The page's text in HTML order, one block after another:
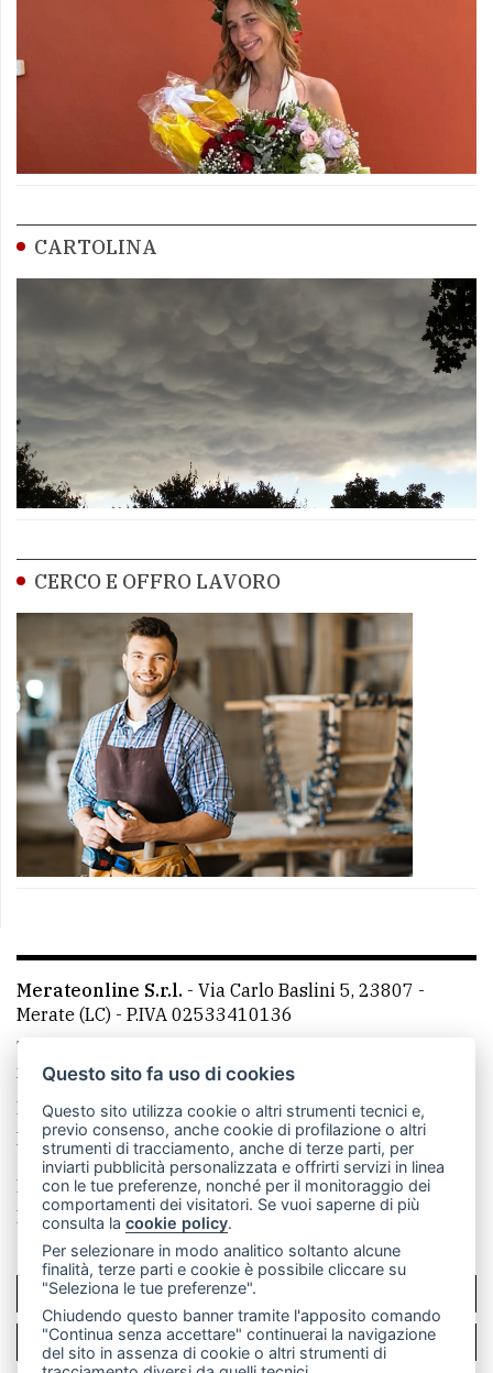
CARTOLINA
CERCO E OFFRO LAVORO
Merateonline S.r.l. - Via Carlo Baslini 5, 23807 -
Merate (LC) - P.IVA 02533410136
Telefono:
mail: redazione@merateonline.it
La redazione
CasateOnline LeccoOnline
RSS
Made by VIP
Privacy policy
Cookie policy
Rivedi le tue scelte sui cookie
SCRIVICI
PER LA TUA PUBBLICITÀ
Questo sito fa uso di cookies
Questo sito utilizza cookie o altri strumenti tecnici e,
previo consenso, anche cookie di profilazione o altri
strumenti di tracciamento, anche di terze parti, per
inviarti pubblicità personalizzata e offrirti servizi in linea
con le tue preferenze, nonché per il monitoraggio dei
comportamenti dei visitatori. Se vuoi saperne di più
consulta lacookie policy.
Per selezionare in modo analitico soltanto alcune
finalità, terze parti e cookie è possibile cliccare su
"Seleziona le tue preferenze".
Chiudendo questo banner tramite l'apposito comando
"Continua senza accettare" continuerai la navigazione
del sito in assenza di cookie o altri strumenti di